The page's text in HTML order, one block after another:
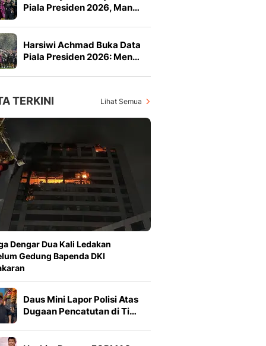
Piala Presiden 2026, Man…
Harsiwi Achmad Buka Data
Piala Presiden 2026: Men…
TERKINI Lihat Semua
Dengar Dua Kali Ledakan
Gedung Bapenda DKI
Daus Mini Lapor Polisi Atas
Dugaan Pencatutan di Ti…